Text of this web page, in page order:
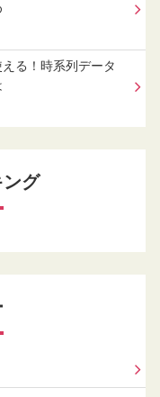
る！時系列データ
ング